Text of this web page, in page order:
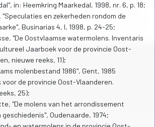
in: Heemkring Maarkedal, 1998, nr. 6, p. 18;
"Speculaties en zekerheden rondom de
Businarias 4, I, 1998, p. 24-25;
"De Oostvlaamse watermolens. Inventaris
Jaarboek voor de provincie Oost-
nieuwe reeks, 11);
molenbestand 1986", Gent, 1985
de provincie Oost-Vlaanderen.
25);
"De molens van het arrondissement
Oudenaarde, 1974;